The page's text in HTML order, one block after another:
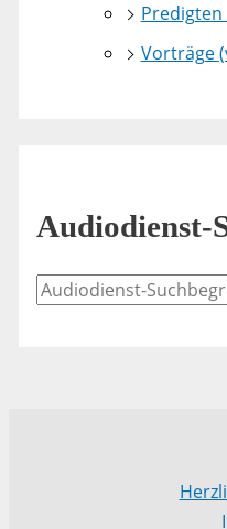
Predigten
Vorträge
Audiodienst-